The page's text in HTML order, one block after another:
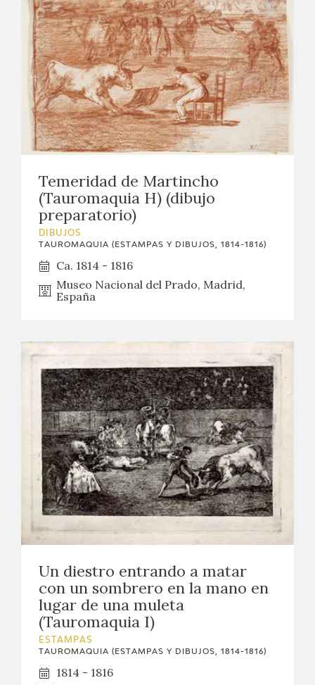
Temeridad de Martincho
(Tauromaquia H) (dibujo
preparatorio)
DIBUJOS
TAUROMAQUIA (ESTAMPAS Y DIBUJOS, 1814-1816)
Ca. 1814 - 1816
Museo Nacional del Prado, Madrid,
España
Un diestro entrando a matar
con un sombrero en la mano en
lugar de una muleta
(Tauromaquia I)
ESTAMPAS
TAUROMAQUIA (ESTAMPAS Y DIBUJOS, 1814-1816)
1814 - 1816